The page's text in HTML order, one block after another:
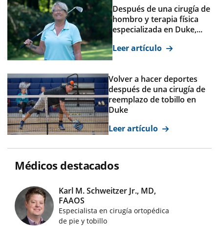
Después de una cirugía de
hombro y terapia física
especializada en Duke,...
Leer artículo
Volver a hacer deportes
después de una cirugía de
reemplazo de tobillo en
Duke
Leer artículo
Médicos destacados
Imágenes de médicos destacados
Karl M. Schweitzer Jr., MD,
FAAOS
Especialista en cirugía ortopédica
de pie y tobillo